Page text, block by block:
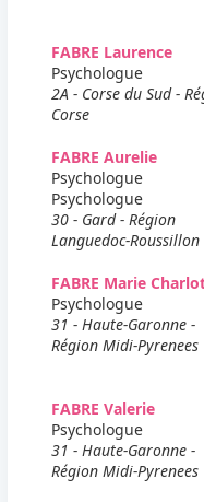
FABRE Laurence
Psychologue
2A - Corse du Sud -
Corse
FABRE Aurelie
Psychologue
Psychologue
30 - Gard - Région
Languedoc-Roussillon
FABRE Marie
Psychologue
31 - Haute-Garonne -
Région Midi-Pyrenees
FABRE Valerie
Psychologue
31 - Haute-Garonne -
Région Midi-Pyrenees